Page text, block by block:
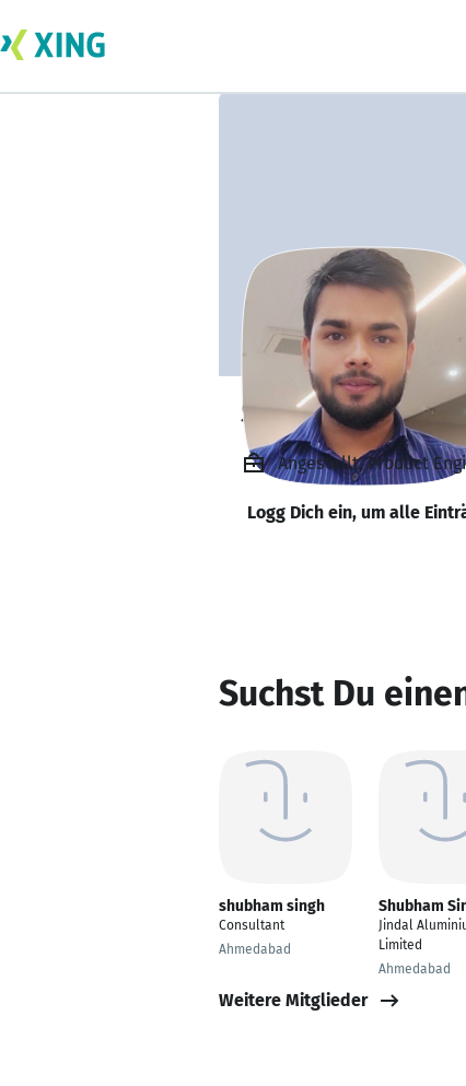
SHUBHAM
Angestellt, Product
Logg Dich ein, um alle
Suchst Du
shubham singh
Consultant
Ahmedabad
Shubham
Jindal
Limited
Ahmedabad
Weitere Mitglieder